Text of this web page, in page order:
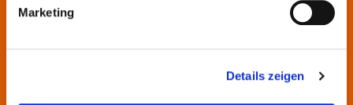
Marketing
Details zeigen
wechselnden Themen.
Kontakt
KulturRegion FrankfurtRheinMain gGmbH Poststraße 16 60329